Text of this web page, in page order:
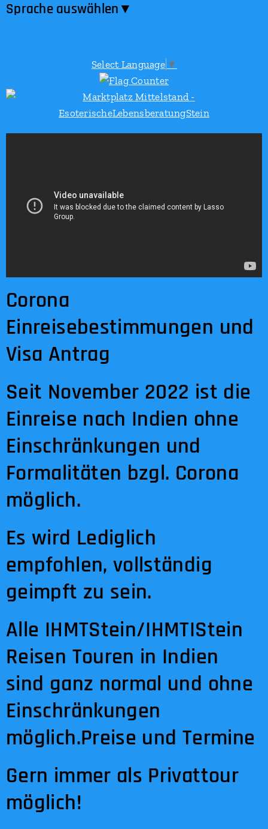
Sprache auswählen​▼
Select Language ▼
Corona
Einreisebestimmungen und
Visa Antrag
Seit November 2022 ist die
Einreise nach Indien ohne
Einschränkungen und
Formalitäten bzgl. Corona
möglich.
Es wird Lediglich
empfohlen, vollständig
geimpft zu sein.
Alle IHMTStein/IHMTIStein
Reisen Touren in Indien
sind ganz normal und ohne
Einschränkungen
möglich.Preise und Termine
Gern immer als Privattour
möglich!